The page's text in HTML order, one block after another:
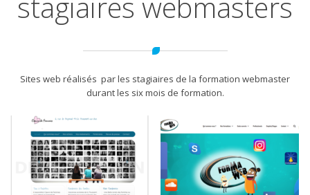
Sites web réalisés par les stagiaires de la formation webmaster
durant les six mois de formation.